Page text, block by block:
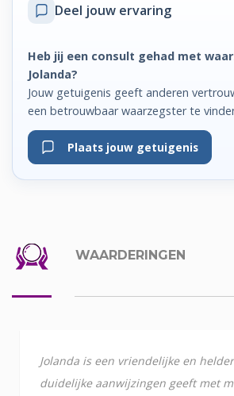
Deel jouw ervaring
Heb jij een consult gehad met
Jolanda?
Jouw getuigenis geeft anderen
een betrouwbaar waarzegster te
Plaats jouw getuigenis
WAARDERINGEN
Jolanda is een vriendelijke en
duidelijke aanwijzingen geeft met